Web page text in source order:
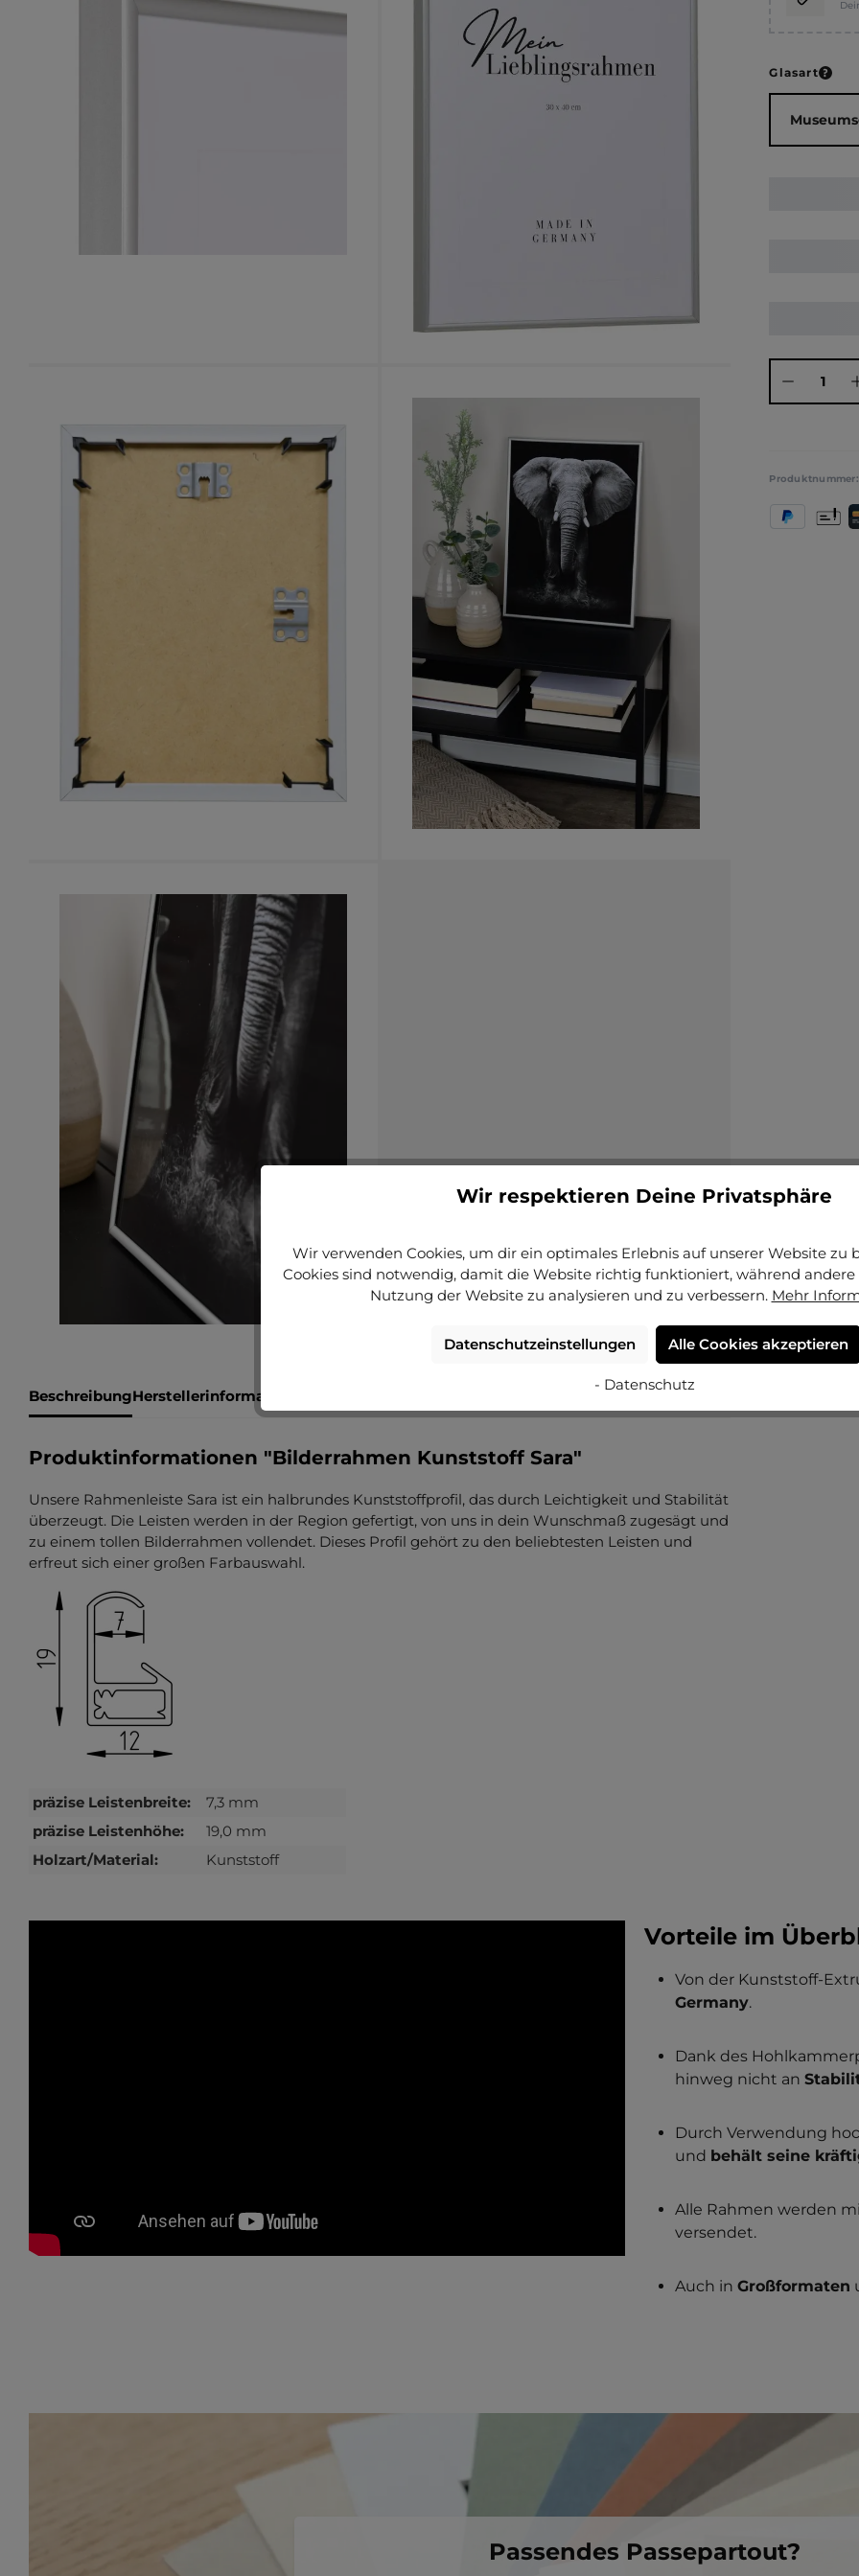
BeschreibungHerstellerinformationen
Produktinformationen "Bilderrahmen Kunststoff Sara"
Unsere Rahmenleiste Sara ist ein halbrundes Kunststoffprofil, das durch Leichtigkeit und Stabilität
überzeugt. Die Leisten werden in der Region gefertigt, von uns in dein Wunschmaß zugesägt und
zu einem tollen Bilderrahmen vollendet. Dieses Profil gehört zu den beliebtesten Leisten und
erfreut sich einer großen Farbauswahl.
präzise Leistenbreite:
7,3 mm
präzise Leistenhöhe:
19,0 mm
Holzart/Material:
Kunststoff
Glasart
PayPal
Vorteile im
Von der Kunststoff-
Germany.
Dank des
hinweg nicht an
Durch Verwendung
und behält seine
Alle Rahmen werden
versendet.
Auch in Großformaten
Passendes Passepartout?
Wir respektieren Deine Privatsphäre
Wir verwenden Cookies, um dir ein optimales Erlebnis auf unserer Website zu
Cookies sind notwendig, damit die Website richtig funktioniert, während andere
Nutzung der Website zu analysieren und zu verbessern. Mehr
Datenschutzeinstellungen Alle Cookies akzeptieren
- Datenschutz